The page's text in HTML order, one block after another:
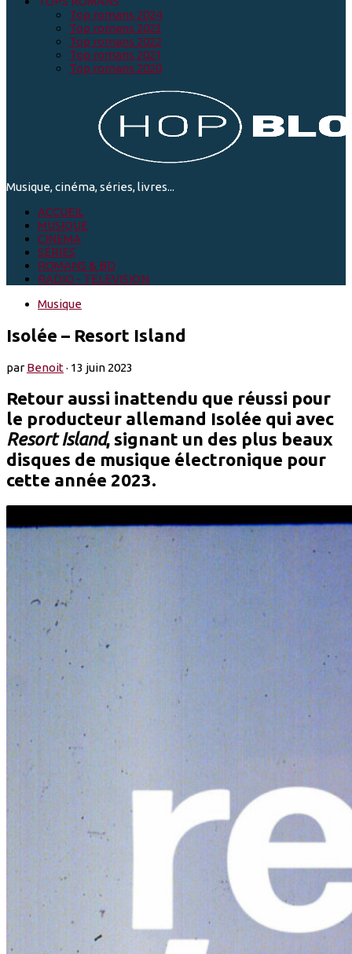
Top romans 2024
Top romans 2023
Top romans 2022
Top romans 2021
Top romans 2020
Musique, cinéma, séries, livres...
ACCUEIL
MUSIQUE
CINEMA
SÉRIES
ROMANS & BD
RADIO - TELEVISION
Musique
Isolée – Resort Island
parBenoit· 13 juin 2023
Retour aussi inattendu que réussi pour
le producteur allemand Isolée qui avec
Resort Island, signant un des plus beaux
disques de musique électronique pour
cette année 2023.